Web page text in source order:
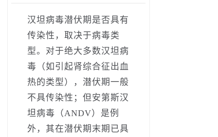
汉坦病毒潜伏期是否具有
传染性，取决于病毒类
型‌。对于绝大多数汉坦病
毒（如引起肾综合征出血
热的类型），潜伏期‌一般
不具传染性‌；但‌安第斯汉
坦病毒‌（ANDV）是例
外，其在潜伏期末期已具